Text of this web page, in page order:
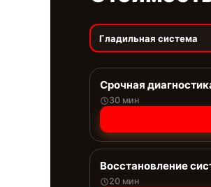
Гладильная система
Срочная
30 мин
Восстановление
20 мин